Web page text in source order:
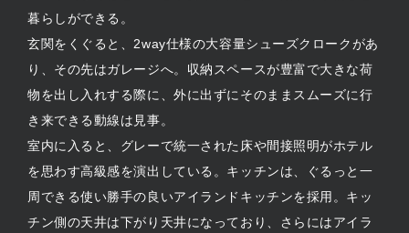
暮らしができる。
玄関をくぐると、2way仕様の大容量シューズクロークがあ
り、その先はガレージへ。収納スペースが豊富で大きな荷
物を出し入れする際に、外に出ずにそのままスムーズに行
き来できる動線は見事。
室内に入ると、グレーで統一された床や間接照明がホテル
を思わす高級感を演出している。キッチンは、ぐるっと一
周できる使い勝手の良いアイランドキッチンを採用。キッ
チン側の天井は下がり天井になっており、さらにはアイラ